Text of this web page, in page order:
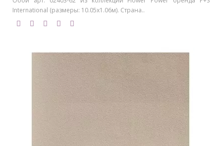
International (размеры: 10.05х1.06м). Страна..